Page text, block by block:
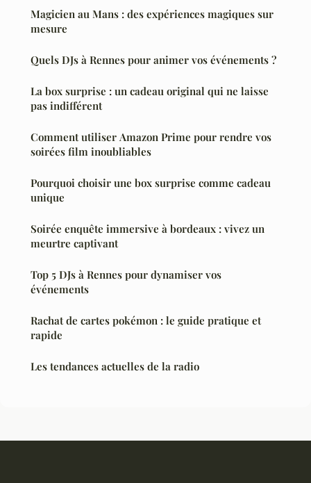
Magicien au Mans : des expériences magiques sur
mesure
Quels DJs à Rennes pour animer vos événements ?
La box surprise : un cadeau original qui ne laisse
pas indifférent
Comment utiliser Amazon Prime pour rendre vos
soirées film inoubliables
Pourquoi choisir une box surprise comme cadeau
unique
Soirée enquête immersive à bordeaux : vivez un
meurtre captivant
Top 5 DJs à Rennes pour dynamiser vos
événements
Rachat de cartes pokémon : le guide pratique et
rapide
Les tendances actuelles de la radio